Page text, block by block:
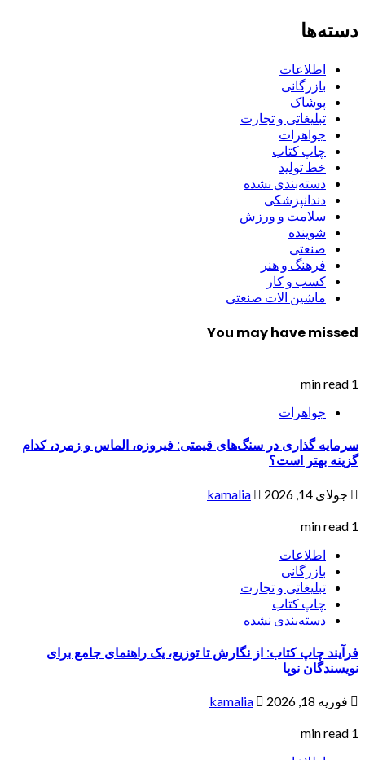
دسته‌ها
اطلاعات
بازرگانی
پوشاک
تبلیغاتی و تجارت
جواهرات
چاپ کتاب
خط تولید
دسته‌بندی نشده
دندانپزشکی
سلامت و ورزش
شوینده
صنعتی
فرهنگ و هنر
کسب و کار
ماشین الات صنعتی
You may have missed
1 min read
جواهرات
سرمایه گذاری در سنگ‌های قیمتی: فیروزه، الماس و زمرد، کدام
گزینه بهتر است؟
جولای 14, 2026 kamalia
1 min read
اطلاعات
بازرگانی
تبلیغاتی و تجارت
چاپ کتاب
دسته‌بندی نشده
فرآیند چاپ کتاب: از نگارش تا توزیع، یک راهنمای جامع برای
نویسندگان نوپا
فوریه 18, 2026 kamalia
1 min read